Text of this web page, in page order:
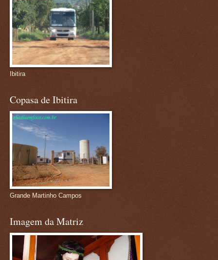
Ibitira
Copasa de Ibitira
Grande Martinho Campos
Imagem da Matriz